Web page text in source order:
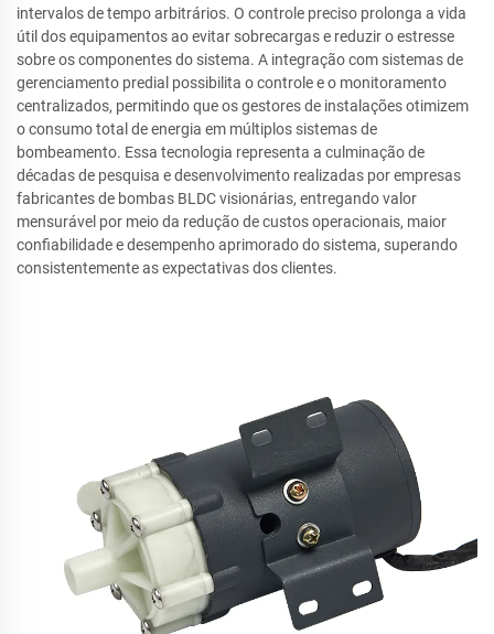
intervalos de tempo arbitrários. O controle preciso prolonga a vida
útil dos equipamentos ao evitar sobrecargas e reduzir o estresse
sobre os componentes do sistema. A integração com sistemas de
gerenciamento predial possibilita o controle e o monitoramento
centralizados, permitindo que os gestores de instalações otimizem
o consumo total de energia em múltiplos sistemas de
bombeamento. Essa tecnologia representa a culminação de
décadas de pesquisa e desenvolvimento realizadas por empresas
fabricantes de bombas BLDC visionárias, entregando valor
mensurável por meio da redução de custos operacionais, maior
confiabilidade e desempenho aprimorado do sistema, superando
consistentemente as expectativas dos clientes.